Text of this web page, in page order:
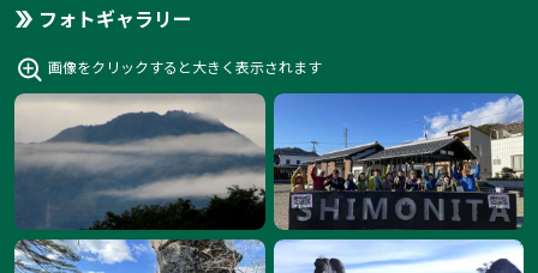
フォトギャラリー
画像をクリックすると大きく表示されます